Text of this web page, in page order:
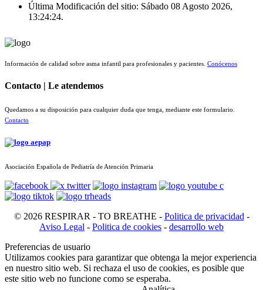
Última Modificación del sitio: Sábado 08 Agosto 2026,
13:24:24.
Información de calidad sobre asma infantil para profesionales y pacientes. Conócenos
Contacto | Le atendemos
Quedamos a su disposición para cualquier duda que tenga, mediante este formulario.
Contacto
Asociación Española de Pediatría de Atención Primaria
© 2026 RESPIRAR - TO BREATHE - Politica de privacidad -
Aviso Legal - Politica de cookies - desarrollo web
Preferencias de usuario
Utilizamos cookies para garantizar que obtenga la mejor experiencia
en nuestro sitio web. Si rechaza el uso de cookies, es posible que
este sitio web no funcione como se esperaba.